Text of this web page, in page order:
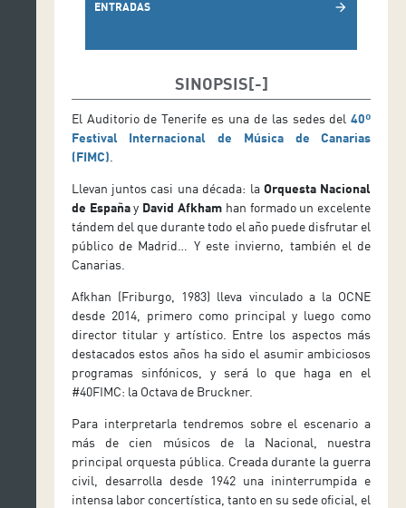
ENTRADAS arrow_forward
SINOPSIS
El Auditorio de Tenerife es una de las sedes del40º
Festival Internacional de Música de Canarias
(FIMC)
Llevan juntos casi una década: la Orquesta Nacional
de Españay David Afkham han formado un excelente
tándem del que durante todo el año puede disfrutar el
público de Madrid… Y este invierno, también el de
Canarias.
Afkhan (Friburgo, 1983) lleva vinculado a la OCNE
desde 2014, primero como principal y luego como
director titular y artístico. Entre los aspectos más
destacados estos años ha sido el asumir ambiciosos
programas sinfónicos, y será lo que haga en el
#40FIMC: la Octava de Bruckner.
Para interpretarla tendremos sobre el escenario a
más de cien músicos de la Nacional, nuestra
principal orquesta pública. Creada durante la guerra
civil, desarrolla desde 1942 una ininterrumpida e
intensa labor concertística, tanto en su sede oficial, el